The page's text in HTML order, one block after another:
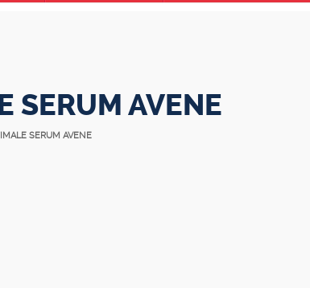
SERUM AVENE
SERUM AVENE